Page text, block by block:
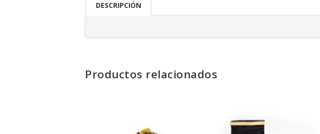
DESCRIPCIÓN
Productos relacionados